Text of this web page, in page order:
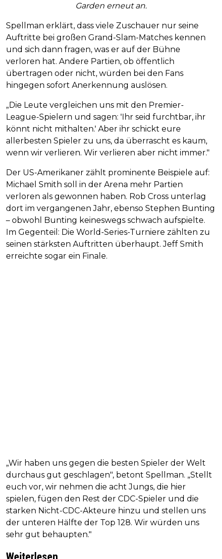
Garden erneut an.
Spellman erklärt, dass viele Zuschauer nur seine
Auftritte bei großen Grand-Slam-Matches kennen
und sich dann fragen, was er auf der Bühne
verloren hat. Andere Partien, ob öffentlich
übertragen oder nicht, würden bei den Fans
hingegen sofort Anerkennung auslösen.
„Die Leute vergleichen uns mit den Premier-
League-Spielern und sagen: 'Ihr seid furchtbar, ihr
könnt nicht mithalten.' Aber ihr schickt eure
allerbesten Spieler zu uns, da überrascht es kaum,
wenn wir verlieren. Wir verlieren aber nicht immer."
Der US-Amerikaner zählt prominente Beispiele auf:
Michael Smith soll in der Arena mehr Partien
verloren als gewonnen haben. Rob Cross unterlag
dort im vergangenen Jahr, ebenso Stephen Bunting
– obwohl Bunting keineswegs schwach aufspielte.
Im Gegenteil: Die World-Series-Turniere zählten zu
seinen stärksten Auftritten überhaupt. Jeff Smith
erreichte sogar ein Finale.
„Wir haben uns gegen die besten Spieler der Welt
durchaus gut geschlagen", betont Spellman. „Stellt
euch vor, wir nehmen die acht Jungs, die hier
spielen, fügen den Rest der CDC-Spieler und die
starken Nicht-CDC-Akteure hinzu und stellen uns
der unteren Hälfte der Top 128. Wir würden uns
sehr gut behaupten."